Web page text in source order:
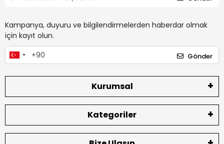
Kampanya, duyuru ve bilgilendirmelerden haberdar olmak
için kayıt olun.
Gönder
Kurumsal
Kategoriler